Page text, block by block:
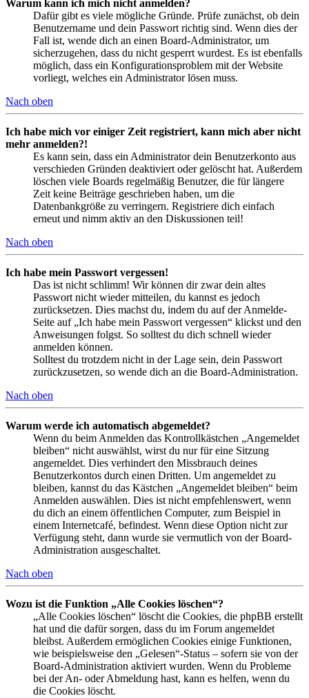
Warum kann ich mich nicht anmelden?
Dafür gibt es viele mögliche Gründe. Prüfe zunächst, ob dein
Benutzername und dein Passwort richtig sind. Wenn dies der
Fall ist, wende dich an einen Board-Administrator, um
sicherzugehen, dass du nicht gesperrt wurdest. Es ist ebenfalls
möglich, dass ein Konfigurationsproblem mit der Website
vorliegt, welches ein Administrator lösen muss.
Nach oben
Ich habe mich vor einiger Zeit registriert, kann mich aber nicht
mehr anmelden?!
Es kann sein, dass ein Administrator dein Benutzerkonto aus
verschieden Gründen deaktiviert oder gelöscht hat. Außerdem
löschen viele Boards regelmäßig Benutzer, die für längere
Zeit keine Beiträge geschrieben haben, um die
Datenbankgröße zu verringern. Registriere dich einfach
erneut und nimm aktiv an den Diskussionen teil!
Nach oben
Ich habe mein Passwort vergessen!
Das ist nicht schlimm! Wir können dir zwar dein altes
Passwort nicht wieder mitteilen, du kannst es jedoch
zurücksetzen. Dies machst du, indem du auf der Anmelde-
Seite auf „Ich habe mein Passwort vergessen“ klickst und den
Anweisungen folgst. So solltest du dich schnell wieder
anmelden können.
Solltest du trotzdem nicht in der Lage sein, dein Passwort
zurückzusetzen, so wende dich an die Board-Administration.
Nach oben
Warum werde ich automatisch abgemeldet?
Wenn du beim Anmelden das Kontrollkästchen „Angemeldet
bleiben“ nicht auswählst, wirst du nur für eine Sitzung
angemeldet. Dies verhindert den Missbrauch deines
Benutzerkontos durch einen Dritten. Um angemeldet zu
bleiben, kannst du das Kästchen „Angemeldet bleiben“ beim
Anmelden auswählen. Dies ist nicht empfehlenswert, wenn
du dich an einem öffentlichen Computer, zum Beispiel in
einem Internetcafé, befindest. Wenn diese Option nicht zur
Verfügung steht, dann wurde sie vermutlich von der Board-
Administration ausgeschaltet.
Nach oben
Wozu ist die Funktion „Alle Cookies löschen“?
„Alle Cookies löschen“ löscht die Cookies, die phpBB erstellt
hat und die dafür sorgen, dass du im Forum angemeldet
bleibst. Außerdem ermöglichen Cookies einige Funktionen,
wie beispielsweise den „Gelesen“-Status – sofern sie von der
Board-Administration aktiviert wurden. Wenn du Probleme
bei der An- oder Abmeldung hast, kann es helfen, wenn du
die Cookies löscht.